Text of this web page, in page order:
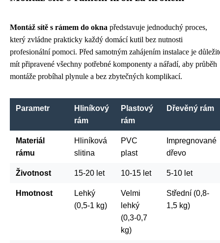
Montáž sítě s rámem do okna představuje jednoduchý proces,
který zvládne prakticky každý domácí kutil bez nutnosti
profesionální pomoci. Před samotným zahájením instalace je
mít připravené všechny potřebné komponenty a nářadí, aby průběh
montáže probíhal plynule a bez zbytečných komplikací.
Parametr
Hliníkový
rám
Plastový
rám
Dřevěný rám
Materiál
rámu
Hliníková
slitina
PVC
plast
Impregnované
dřevo
Životnost 15-20 let 10-15 let 5-10 let
Hmotnost
Lehký
(0,5-1 kg)
Velmi
lehký
(0,3-0,7
kg)
Střední (0,8-
1,5 kg)